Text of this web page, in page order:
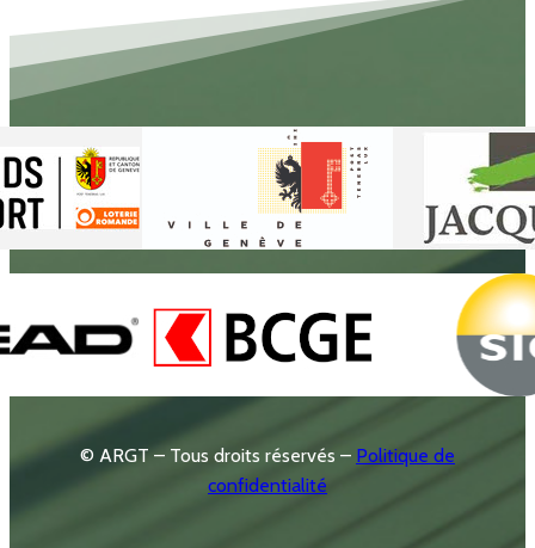
© ARGT – Tous droits réservés – Politique de
confidentialité